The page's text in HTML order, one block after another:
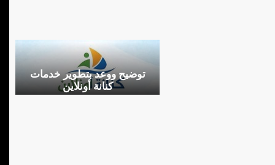
توضيح ووعد بتطوير خدمات
كنانة أونلاين